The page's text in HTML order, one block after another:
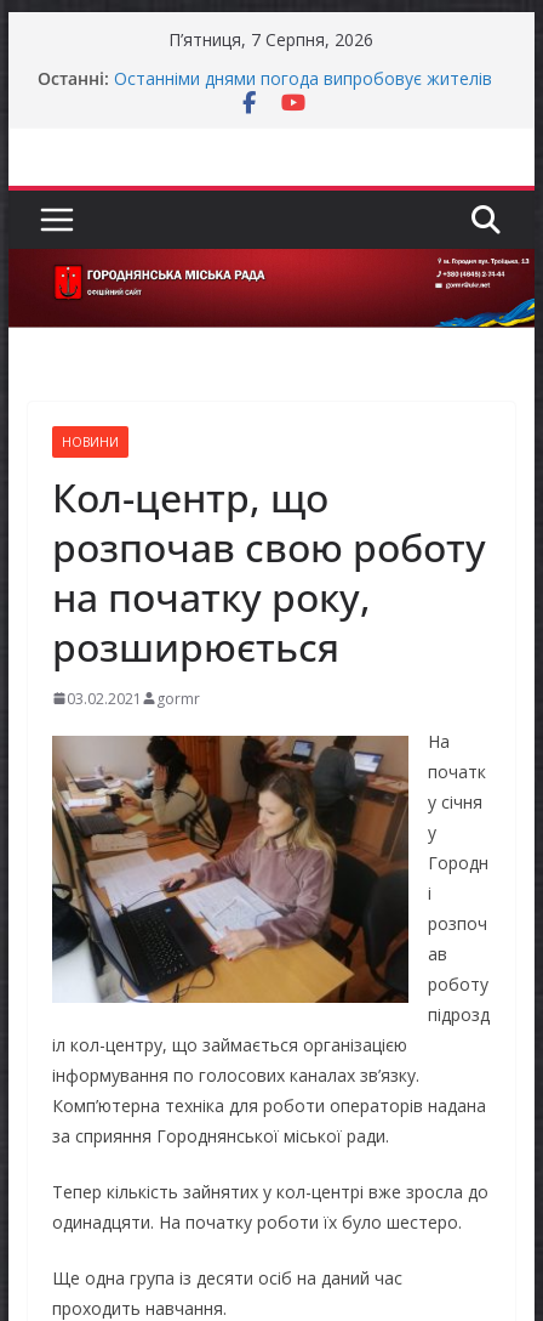
П’ятниця, 7 Серпня, 2026
Останні: Останніми днями погода випробовує жителів
громади справжньою літньою спекою
Захищай небо Чернігівщини!
Батьки майбутніх першокласників уже можуть
оформити «Пакунок школяра»
НОВИНИ
Кол-центр, що
розпочав свою роботу
на початку року,
розширюється
03.02.2021 gormr
На
початк
у січня
у
Городн
і
розпоч
ав
роботу
підрозд
іл кол-центру, що займається організацією
інформування по голосових каналах зв’язку.
Комп’ютерна техніка для роботи операторів надана
за сприяння Городнянської міської ради.
Тепер кількість зайнятих у кол-центрі вже зросла до
одинадцяти. На початку роботи їх було шестеро.
Ще одна група із десяти осіб на даний час
проходить навчання.